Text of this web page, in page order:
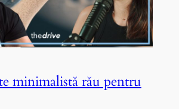
minimalistă rău pentru